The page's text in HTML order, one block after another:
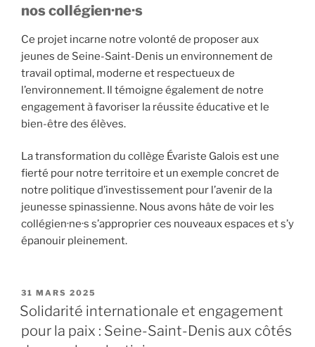
nos collégien·ne·s
Ce projet incarne notre volonté de proposer aux
jeunes de Seine-Saint-Denis un environnement de
travail optimal, moderne et respectueux de
l’environnement. Il témoigne également de notre
engagement à favoriser la réussite éducative et le
bien-être des élèves.
La transformation du collège Évariste Galois est une
fierté pour notre territoire et un exemple concret de
notre politique d’investissement pour l’avenir de la
jeunesse spinassienne. Nous avons hâte de voir les
collégien·ne·s s’approprier ces nouveaux espaces et s’y
épanouir pleinement.
PUBLIÉ
LE
31 MARS 2025
Solidarité internationale et engagement
pour la paix : Seine-Saint-Denis aux côtés